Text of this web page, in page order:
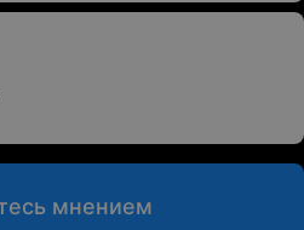
мнением